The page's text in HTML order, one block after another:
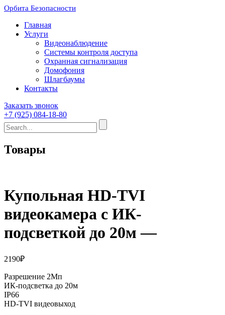
Орбита Безопасности
Главная
Услуги
Видеонаблюдение
Системы контроля доступа
Охранная сигнализация
Домофония
Шлагбаумы
Контакты
Заказать звонок
+7 (925) 084-18-80
Товары
Купольная HD-TVI
видеокамера с ИК-
подсветкой до 20м —
2190₽
Разрешение 2Мп
ИК-подсветка до 20м
IP66
HD-TVI видеовыход